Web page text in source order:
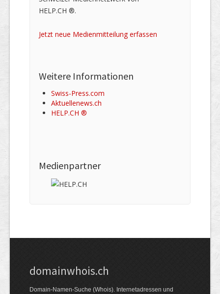
HELP.CH ®.
Jetzt neue Medienmitteilung erfassen
Weitere Informationen
Swiss-Press.com
Aktuellenews.ch
HELP.CH ®
Medienpartner
domainwhois.ch
Domain-Namen-Suche (Whois). Internet­adressen und